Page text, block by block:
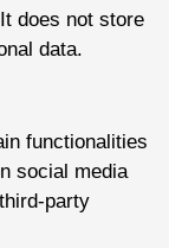
does not store
data.
functionalities
social media
party